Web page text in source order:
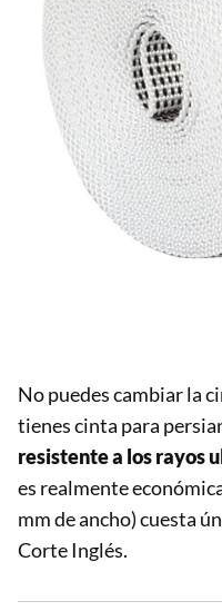
No puedes cambiar la
tienes cinta para
resistente a los rayos
es realmente
mm de ancho) cuesta
Corte Inglés.